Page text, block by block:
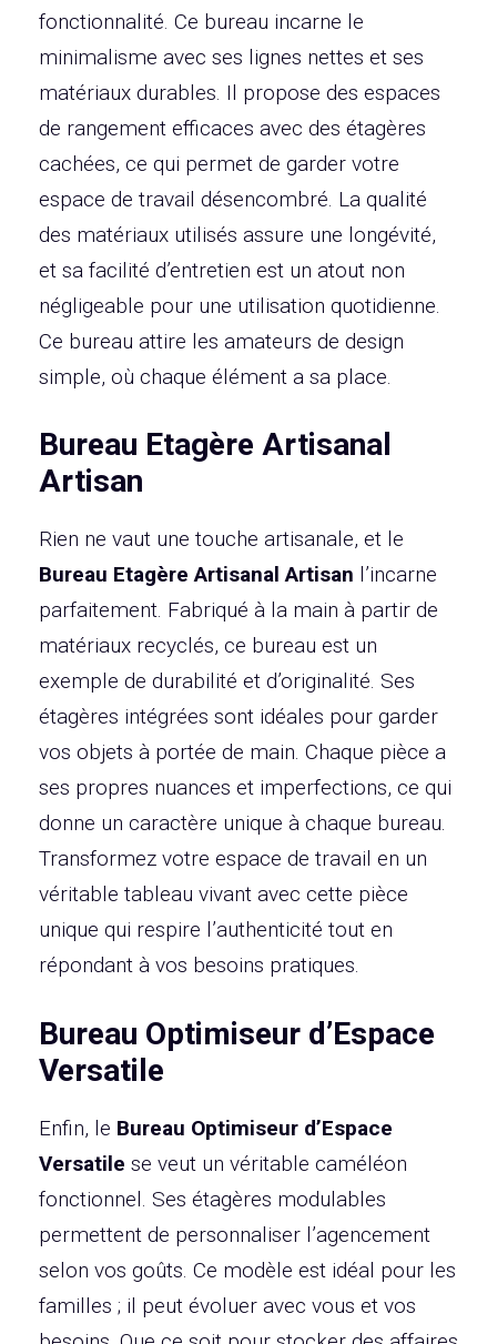
fonctionnalité. Ce bureau incarne le
minimalisme avec ses lignes nettes et ses
matériaux durables. Il propose des espaces
de rangement efficaces avec des étagères
cachées, ce qui permet de garder votre
espace de travail désencombré. La qualité
des matériaux utilisés assure une longévité,
et sa facilité d’entretien est un atout non
négligeable pour une utilisation quotidienne.
Ce bureau attire les amateurs de design
simple, où chaque élément a sa place.
Bureau Etagère Artisanal
Artisan
Rien ne vaut une touche artisanale, et le
Bureau Etagère Artisanal Artisan l’incarne
parfaitement. Fabriqué à la main à partir de
matériaux recyclés, ce bureau est un
exemple de durabilité et d’originalité. Ses
étagères intégrées sont idéales pour garder
vos objets à portée de main. Chaque pièce a
ses propres nuances et imperfections, ce qui
donne un caractère unique à chaque bureau.
Transformez votre espace de travail en un
véritable tableau vivant avec cette pièce
unique qui respire l’authenticité tout en
répondant à vos besoins pratiques.
Bureau Optimiseur d’Espace
Versatile
Enfin, le Bureau Optimiseur d’Espace
Versatile se veut un véritable caméléon
fonctionnel. Ses étagères modulables
permettent de personnaliser l’agencement
selon vos goûts. Ce modèle est idéal pour les
familles ; il peut évoluer avec vous et vos